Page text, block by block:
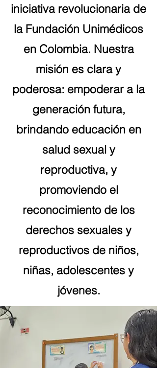
iniciativa revolucionaria de
la Fundación Unimédicos
en Colombia. Nuestra
misión es clara y
poderosa: empoderar a la
generación futura,
brindando educación en
salud sexual y
reproductiva, y
promoviendo el
reconocimiento de los
derechos sexuales y
reproductivos de niños,
niñas, adolescentes y
jóvenes.